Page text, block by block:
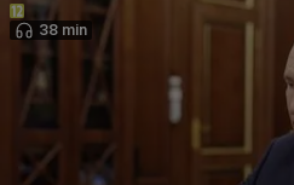
38 min